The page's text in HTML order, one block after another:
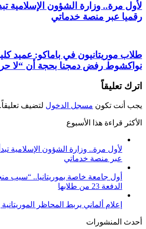
لأول مرة.. وزارة الشؤون الإسلامية
رقميا عبر منصة خدماتي
طلاب موريتانيون في باماكو: عميد
نواكشوط رفض دمجنا بحجة أن “لا
اترك تعليقاً
يجب أنت تكون مسجل الدخول لتضيف تعليقاً.
الأكثر قراءة هذا الأسبوع
لأول مرة.. وزارة الشؤون الإسلامية
عبر منصة خدماتي
أول جامعة خاصة بموريتانيا.. “سيب
الدفعة 23 من طلابها
إعلام ألماني يربط المحاظر
أحدث المنشورات